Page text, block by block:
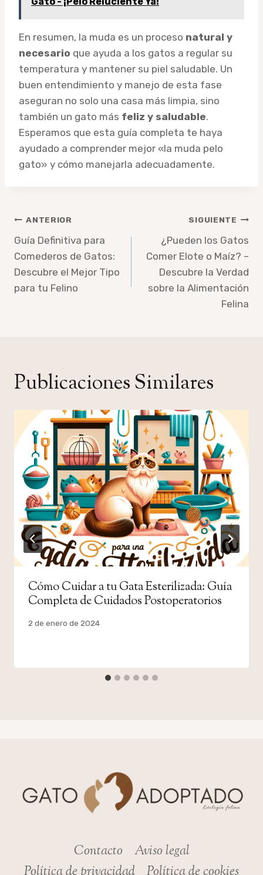
En resumen, la muda es un proceso natural y
necesario que ayuda a los gatos a regular su
temperatura y mantener su piel saludable. Un
buen entendimiento y manejo de esta fase
aseguran no solo una casa más limpia, sino
también un gato más feliz y saludable.
Esperamos que esta guía completa te haya
ayudado a comprender mejor «la muda pelo
gato» y cómo manejarla adecuadamente.
Navegación
de
entradas
ANTERIOR
Guía Definitiva para
Comederos de Gatos:
Descubre el Mejor Tipo
para tu Felino
SIGUIENTE
¿Pueden los Gatos
Comer Elote o Maíz? –
Descubre la Verdad
sobre la Alimentación
Felina
Publicaciones Similares
Cómo Cuidar a tu Gata Esterilizada: Guía
Completa de Cuidados Postoperatorios
Por
2 de enero de 2024
Contacto
Aviso legal